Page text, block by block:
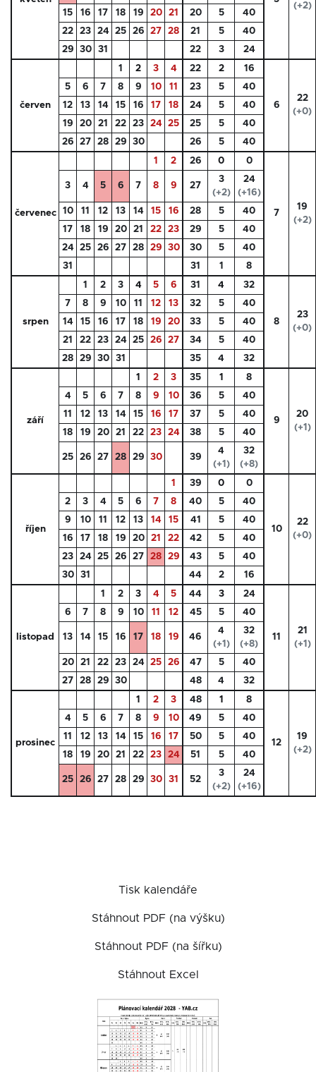
(+2)
15 16 17 18 19 20 21 20 5
40
22
23 24 25 26 27 28 21 5
40
29
30 31 22 3 24
červen
1 2 3 4 22 2 16
6
22
(+0)
5 6 7 8 9 10 11 23 5
40
12
13 14 15 16 17 18 24 5
40
19
20 21 22 23 24 25 25 5
40
26
27 28 29 30 26 5 40
červenec
1 2 26 0 0
7
19
(+2)
3 4 5 6 7 8 9 27
3
(+2)
24
(+16)
10
11 12 13 14 15 16 28 5
40
17
18 19 20 21 22 23 29 5
40
24
25 26 27 28 29 30 30 5
40
31
31 1 8
srpen
1 2 3 4 5 6 31 4 32
8
23
(+0)
7 8 9 10 11 12 13 32 5
40
14
15 16 17 18 19 20 33 5
40
21
22 23 24 25 26 27 34 5
40
28
29 30 31 35 4 32
září
1 2 3 35 1 8
9
20
(+1)
4 5 6 7 8 9 10 36 5
40
11
12 13 14 15 16 17 37 5
40
18
19 20 21 22 23 24 38 5 40
25 26 27 28 29 30 39
4
(+1)
32
(+8)
říjen
1 39 0 0
10
22
(+0)
2 3 4 5 6 7 8 40 5
40
9
10 11 12 13 14 15 41 5
40
16
17 18 19 20 21 22 42 5
40
23
24 25 26 27 28 29 43 5
40
30
31 44 2 16
listopad
1 2 3 4 5 44 3 24
11
21
(+1)
6 7 8 9 10 11 12 45 5 40
13 14 15 16 17 18 19 46
4
(+1)
32
(+8)
20
21 22 23 24 25 26 47 5
40
27
28 29 30 48 4 32
prosinec
1 2 3 48 1 8
12
19
(+2)
4 5 6 7 8 9 10 49 5
40
11
12 13 14 15 16 17 50 5
40
18
19 20 21 22 23 24 51 5 40
25 26 27 28 29 30 31 52
3
(+2)
24
(+16)
Tisk kalendáře
Stáhnout PDF (na výšku)
Stáhnout PDF (na šířku)
Stáhnout Excel